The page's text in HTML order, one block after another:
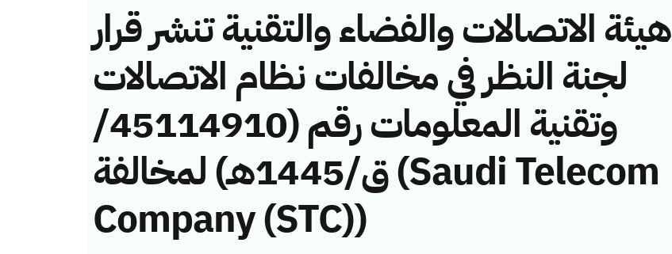
هيئة الاتصالات والفضاء والتقنية تنشر قرار
لجنة النظر في مخالفات نظام الاتصالات
وتقنية المعلومات رقم (45114910/
ق/1445هـ) لمخالفة (Saudi Telecom
Company (STC))